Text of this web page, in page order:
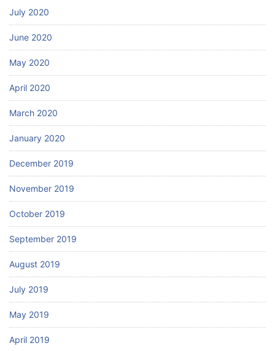
July 2020
June 2020
May 2020
April 2020
March 2020
January 2020
December 2019
November 2019
October 2019
September 2019
August 2019
July 2019
May 2019
April 2019